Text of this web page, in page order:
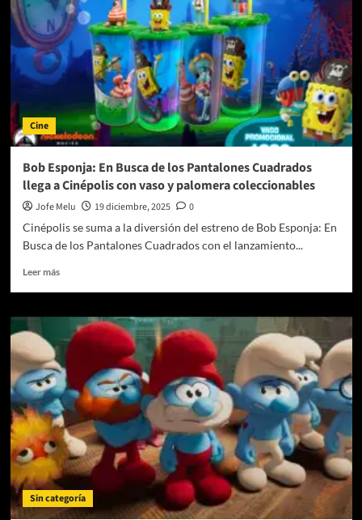
Cine
Bob Esponja: En Busca de los Pantalones Cuadrados
llega a Cinépolis con vaso y palomera coleccionables
Jofe Melu 19 diciembre, 2025
0
Cinépolis se suma a la diversión del estreno de Bob Esponja: En
Busca de los Pantalones Cuadrados con el lanzamiento...
Leer másLeer
Bob
Esponja:
En
Busca
de
los
Pantalones
Cuadrados
llega
Cinépolis
con
vaso
Sin categoría